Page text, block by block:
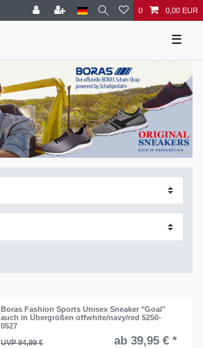
0 0,00 EUR
☰
Boras Fashion Sports Unisex Sneaker "Goal"
auch in Übergrößen offwhite/navy/red 5250-
0527
UVP 94,99 €
ab 39,95 € *